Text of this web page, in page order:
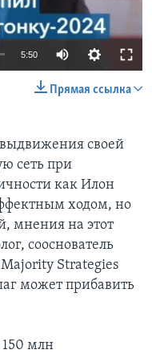
5:50
Прямая ссылка
своей
сеть при
как Илон
ходом, но
мнения на этот
сооснователь
Strategies
может прибавить
150 млн